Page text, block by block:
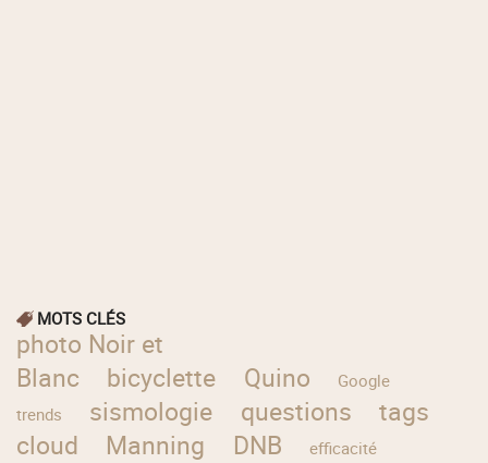
MOTS CLÉS
photo Noir et
Blanc
bicyclette Quino
Google
trends
sismologie questions
tags
cloud
Manning DNB efficacité